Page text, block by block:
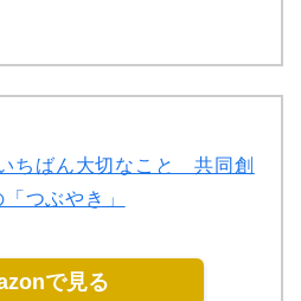
ちばん大切なこと 共同創
つぶやき」
で見る